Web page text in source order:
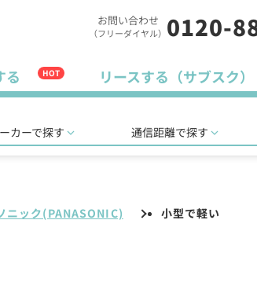
お問い合わせ
（フリーダイヤル） 0120-
る HOT リースする（サブスク）
カーで探す 通信距離で探す
ニック(PANASONIC) 小型で軽い